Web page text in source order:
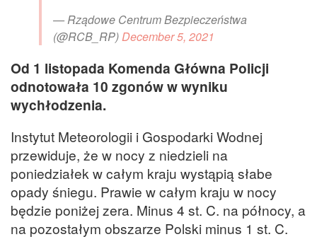
— Rządowe Centrum Bezpieczeństwa
(@RCB_RP)December 5, 2021
Od 1 listopada Komenda Główna Policji
odnotowała 10 zgonów w wyniku
wychłodzenia.
Instytut Meteorologii i Gospodarki Wodnej
przewiduje, że w nocy z niedzieli na
poniedziałek w całym kraju wystąpią słabe
opady śniegu. Prawie w całym kraju w nocy
będzie poniżej zera. Minus 4 st. C. na północy, a
na pozostałym obszarze Polski minus 1 st. C.